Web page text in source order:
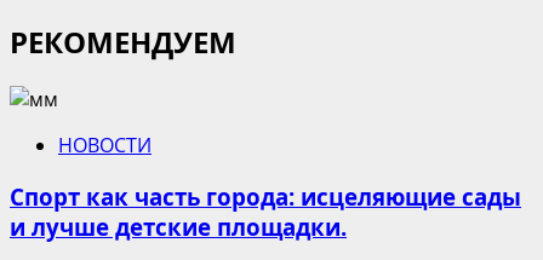
РЕКОМЕНДУЕМ
НОВОСТИ
Спорт как часть города: исцеляющие сады
и лучше детские площадки.